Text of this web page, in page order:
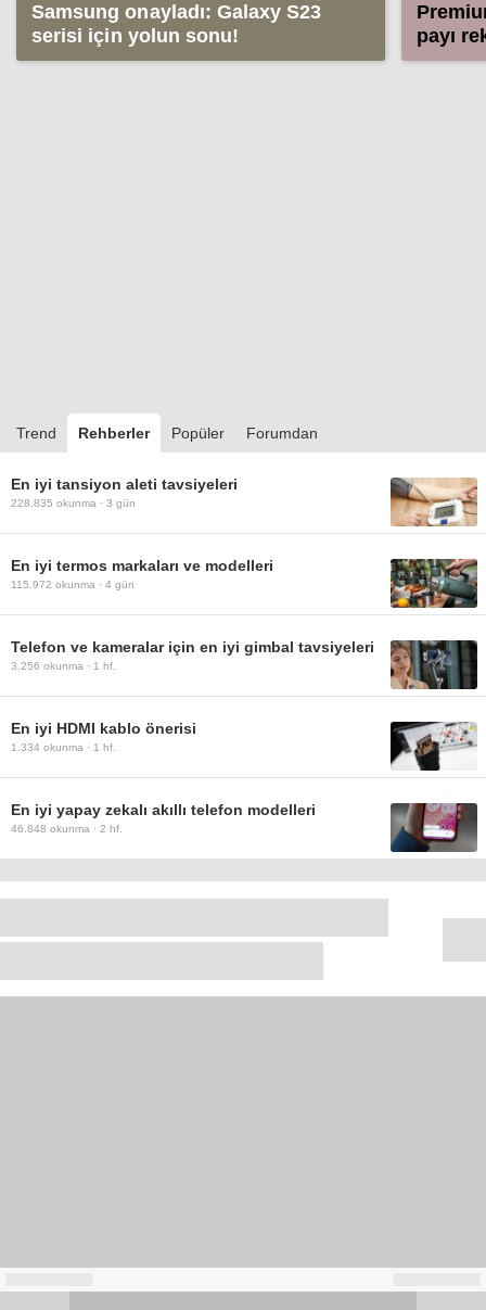
Samsung onayladı: Galaxy S23
serisi için yolun sonu!
payı
Trend Rehberler Popüler Forumdan
En iyi tansiyon aleti tavsiyeleri
228.835 okunma · 3 gün
En iyi termos markaları ve modelleri
115.972 okunma · 4 gün
Telefon ve kameralar için en iyi gimbal tavsiyeleri
3.256 okunma · 1 hf.
En iyi HDMI kablo önerisi
1.334 okunma · 1 hf.
En iyi yapay zekalı akıllı telefon modelleri
46.848 okunma · 2 hf.